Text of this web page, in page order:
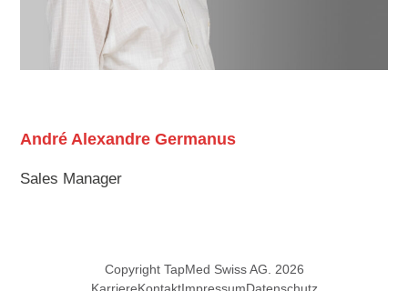
André Alexandre Germanus
Sales Manager
Copyright TapMed Swiss AG. 2026